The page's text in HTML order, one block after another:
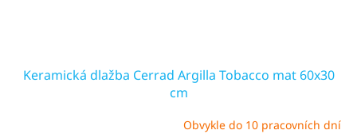
Keramická dlažba Cerrad Argilla Tobacco mat 60x30
cm
Obvykle do 10 pracovních dní